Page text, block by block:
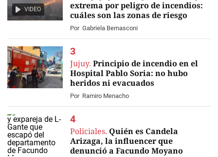
VIDEO
extrema por peligro de incendios:
cuáles son las zonas de riesgo
Por Gabriela Bernasconi
Jujuy. Principio de incendio en el
Hospital Pablo Soria: no hubo
heridos ni evacuados
Por Ramiro Menacho
Policiales. Quién es Candela
Arizaga, la influencer que
denunció a Facundo Moyano